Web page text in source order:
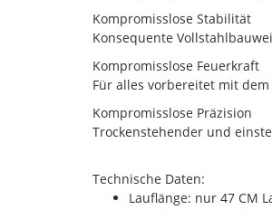
Kompromisslose Stabilität
Konsequente
Kompromisslose Feuerkraft
Für alles vorbereitet mit
Kompromisslose Präzision
Trockenstehender und
Technische Daten:
Lauflänge: nur 47 CM